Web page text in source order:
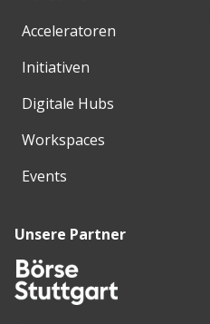
Acceleratoren
Initiativen
Digitale Hubs
Workspaces
Events
Unsere Partner